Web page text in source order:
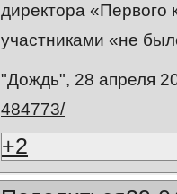
директора «Первого
участниками «не
"Дождь", 28 апреля
484773/
+2